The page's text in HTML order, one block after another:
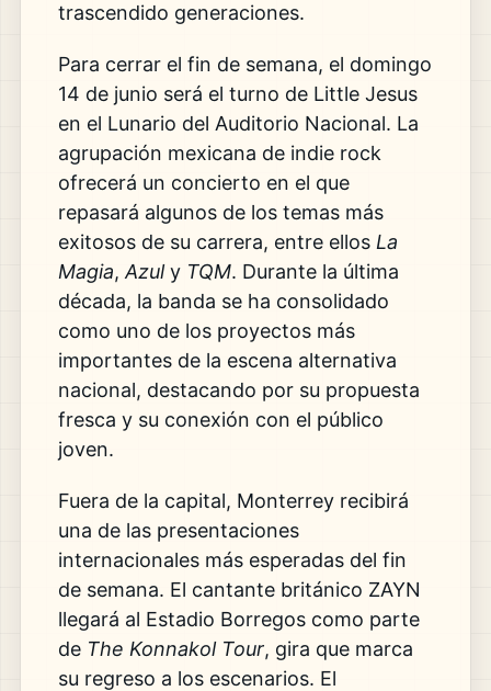
trascendido generaciones.
Para cerrar el fin de semana, el domingo
14 de junio será el turno de Little Jesus
en el Lunario del Auditorio Nacional. La
agrupación mexicana de indie rock
ofrecerá un concierto en el que
repasará algunos de los temas más
exitosos de su carrera, entre ellos La
Magia, Azuly TQM. Durante la última
década, la banda se ha consolidado
como uno de los proyectos más
importantes de la escena alternativa
nacional, destacando por su propuesta
fresca y su conexión con el público
joven.
Fuera de la capital, Monterrey recibirá
una de las presentaciones
internacionales más esperadas del fin
de semana. El cantante británico ZAYN
llegará al Estadio Borregos como parte
de The Konnakol Tour, gira que marca
su regreso a los escenarios. El